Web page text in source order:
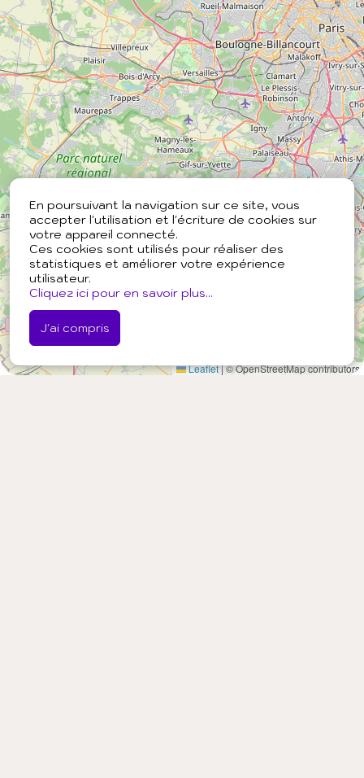
En poursuivant la navigation sur ce site, vous
accepter l'utilisation et l'écriture de cookies sur
votre appareil connecté.
Ces cookies sont utilisés pour réaliser des
statistiques et améliorer votre expérience
utilisateur.
Cliquez ici pour en savoir plus...
J'ai compris
Leaflet|© OpenStreetMap contributors